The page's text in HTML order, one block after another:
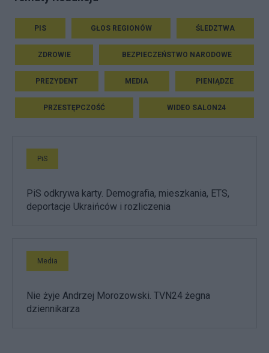
PIS GŁOS REGIONÓW ŚLEDZTWA
ZDROWIE BEZPIECZEŃSTWO NARODOWE
PREZYDENT MEDIA PIENIĄDZE
PRZESTĘPCZOŚĆ WIDEO SALON24
PiS
PiS odkrywa karty. Demografia, mieszkania, ETS,
deportacje Ukraińców i rozliczenia
Media
Nie żyje Andrzej Morozowski. TVN24 żegna
dziennikarza